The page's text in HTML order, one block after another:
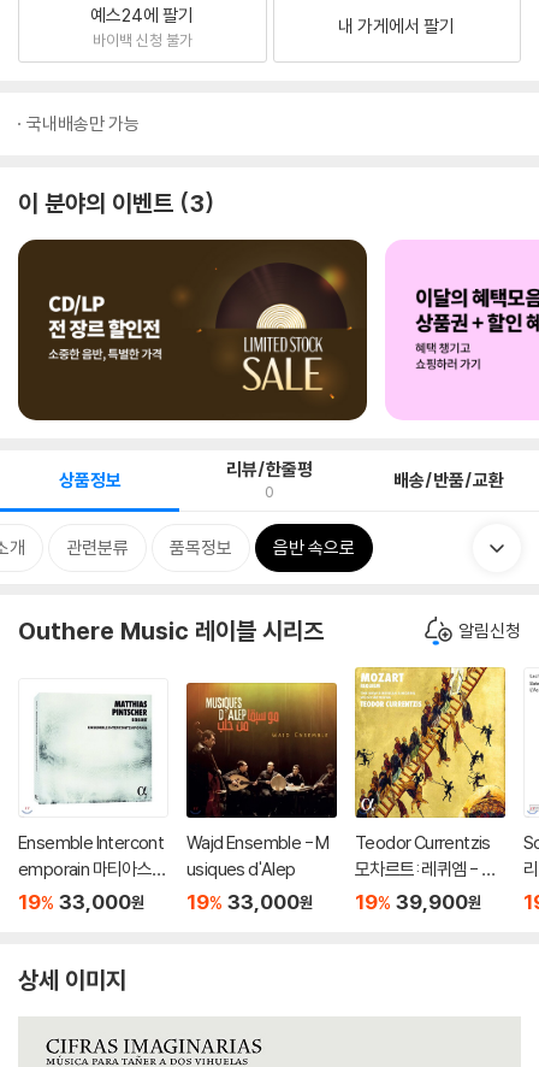
예스24에 팔기
바이백 신청 불가
내 가게에서 팔기
국내배송만 가능
이 분야의 이벤트 3
상품정보 리뷰/한줄평
0 배송/반품/교환
개 관련분류 품목정보 음반 속으로
Outhere Music 레이블 시리즈 알림신청
Ensemble Intercont
emporain 마티아스
핀처: 베레쉬트 [태초
19% 33,000원
Wajd Ensemble - M
usiques d'Alep
19% 33,000원
Teodor Currentzis
모차르트: 레퀴엠 - 테
오도르 쿠렌치스 (Moz
19% 39,900원
상세 이미지